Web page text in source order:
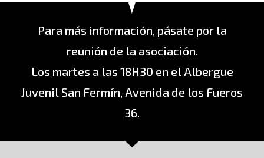
Para más información, pásate por la
reunión de la asociación.
Los martes a las 18H30 en el Albergue
Juvenil San Fermín, Avenida de los Fueros
36.